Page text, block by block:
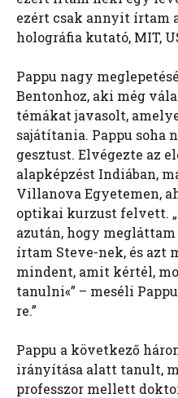
ezért csak annyit írtam
holográfia kutató, MIT,
Pappu nagy
Bentonhoz, aki még
témákat javasolt,
sajátítania. Pappu soha
gesztust. Elvégezte az
alapképzést Indiában,
Villanova Egyetemen,
optikai kurzust felvett.
azután, hogy
írtam Steve-nek, és azt
mindent, amit kértél,
tanulni«” – meséli
re.”
Pappu a következő
irányítása alatt tanult,
professzor mellett